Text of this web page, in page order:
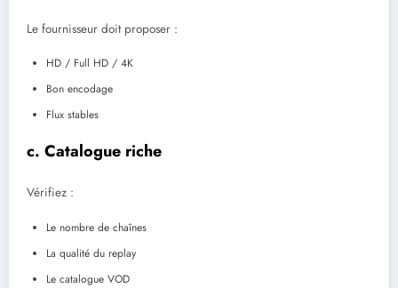
Le fournisseur doit proposer :
HD / Full HD / 4K
Bon encodage
Flux stables
c. Catalogue riche
Vérifiez :
Le nombre de chaînes
La qualité du replay
Le catalogue VOD